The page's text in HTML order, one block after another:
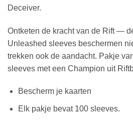
Deceiver.
Ontketen de kracht van de Rift —
Unleashed sleeves beschermen
trekken ook de aandacht. Pakje
sleeves met een Champion uit
Bescherm je kaarten
Elk pakje bevat 100 sleeves.